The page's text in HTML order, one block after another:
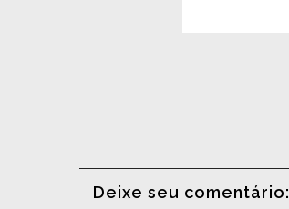
Deixe seu comentário: